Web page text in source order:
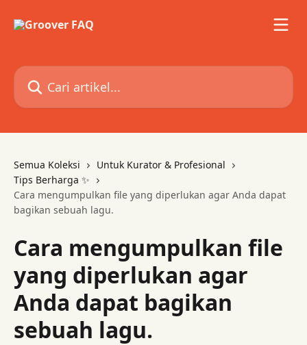
Cari artikel...
Semua Koleksi
Untuk Kurator & Profesional
Tips Berharga ✨
Cara mengumpulkan file yang diperlukan agar Anda dapat
bagikan sebuah lagu.
Cara mengumpulkan file
yang diperlukan agar
Anda dapat bagikan
sebuah lagu.